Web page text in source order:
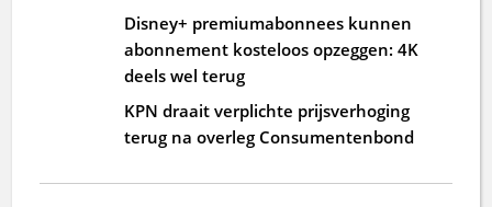
Disney+ premiumabonnees kunnen
abonnement kosteloos opzeggen: 4K
deels wel terug
KPN draait verplichte prijsverhoging
terug na overleg Consumentenbond